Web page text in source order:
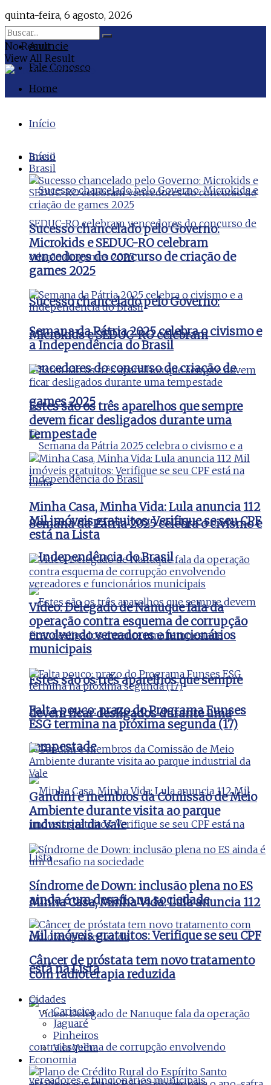
quinta-feira, 6 agosto, 2026
Anuncie
Fale Conosco
Home
No Result
View All Result
Início
Brasil
Sucesso chancelado pelo Governo:
Microkids e SEDUC-RO celebram
vencedores do concurso de criação de
games 2025
Semana da Pátria 2025 celebra o civismo e
a Independência do Brasil
Estes são os três aparelhos que sempre
devem ficar desligados durante uma
tempestade
Minha Casa, Minha Vida: Lula anuncia 112
Mil imóveis gratuitos: Verifique se seu CPF
está na Lista
Início
Brasil
Sucesso chancelado pelo Governo:
Microkids e SEDUC-RO celebram
vencedores do concurso de criação de
games 2025
Semana da Pátria 2025 celebra o civismo e
a Independência do Brasil
Estes são os três aparelhos que sempre
devem ficar desligados durante uma
tempestade
Minha Casa, Minha Vida: Lula anuncia 112
Mil imóveis gratuitos: Verifique se seu CPF
está na Lista
Vídeo: Delegado de Nanuque fala da
operação contra esquema de corrupção
envolvendo vereadores e funcionários
municipais
Falta pouco: prazo do Programa Funses
ESG termina na próxima segunda (17)
Gandini e membros da Comissão de Meio
Ambiente durante visita ao parque
industrial da Vale
Síndrome de Down: inclusão plena no ES
ainda é um desafio na sociedade
Câncer de próstata tem novo tratamento
com radioterapia reduzida
Cidades
Cariacica
Jaguaré
Pinheiros
Vila Velha
Economia